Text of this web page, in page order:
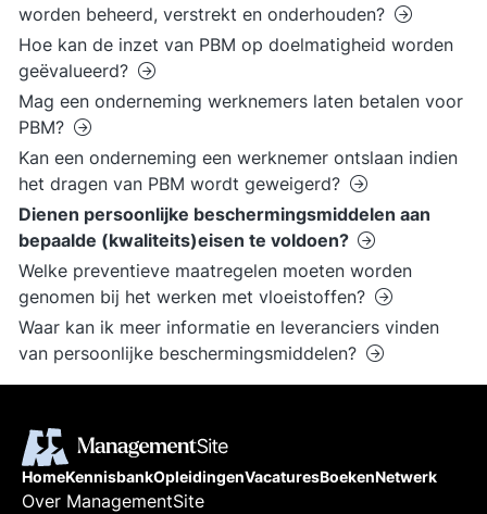
worden beheerd, verstrekt en onderhouden?
Hoe kan de inzet van PBM op doelmatigheid worden
geëvalueerd?
Mag een onderneming werknemers laten betalen voor
PBM?
Kan een onderneming een werknemer ontslaan indien
het dragen van PBM wordt geweigerd?
Dienen persoonlijke beschermingsmiddelen aan
bepaalde (kwaliteits)eisen te voldoen?
Welke preventieve maatregelen moeten worden
genomen bij het werken met vloeistoffen?
Waar kan ik meer informatie en leveranciers vinden
van persoonlijke beschermingsmiddelen?
HomeKennisbankOpleidingenVacaturesBoekenNetwerk
Over ManagementSite